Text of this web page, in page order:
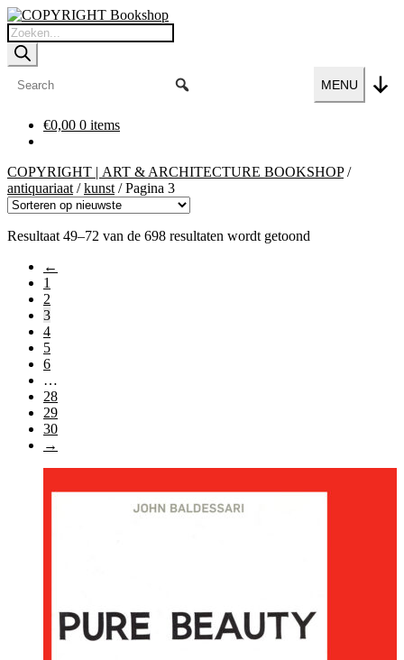
Ga
door
naar
navigatie
Ga
naar
de
inhoud
Producten
zoeken
MENU
€0,00 0 items
COPYRIGHT | ART & ARCHITECTURE BOOKSHOP/
antiquariaat /kunst /Pagina 3
Resultaat 49–72 van de 698 resultaten wordt getoond
←
1
2
3
4
5
6
…
28
29
30
→